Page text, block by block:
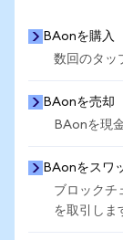
BAonを購入
数回のタッ
BAonを売却
BAonを現
BAonをスワ
ブロックチ
を取引しま